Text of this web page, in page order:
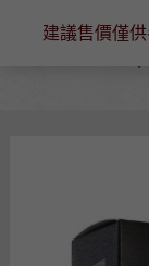
建議售價僅